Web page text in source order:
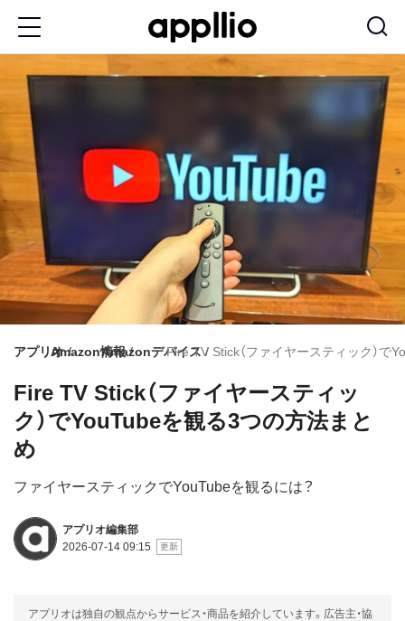
テ
ン
動
アプリオAmazon情報AmazonデバイスFire TV Stick（ファイヤースティック）で
Fire TV Stick（ファイヤースティッ
ク）でYouTubeを観る3つの方法まと
め
ファイヤースティックでYouTubeを観るには？
アプリオ編集部
2026-07-14 09:15
アプリオは独自の観点からサービス・商品を紹介しています。広告主・協